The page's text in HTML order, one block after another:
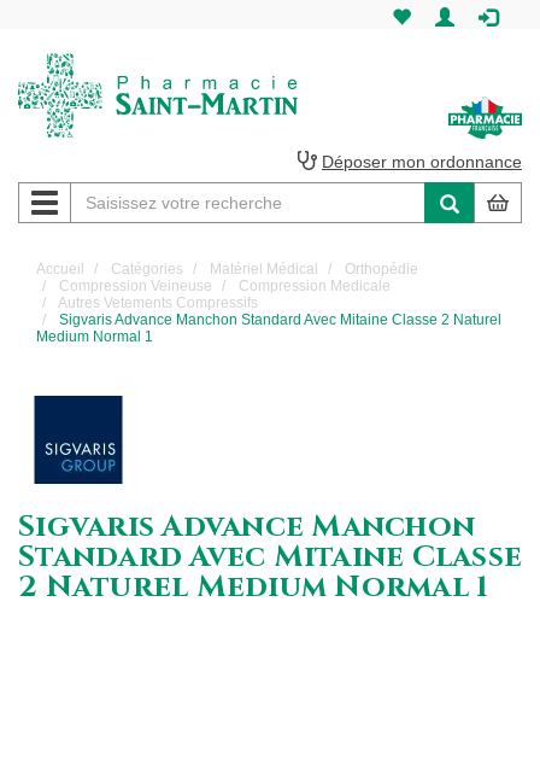
Martin
Pharmacie
Saint-
Martin
Déposer mon ordonnance
Navigation
Accueil Catégories Matériel Médical
Orthopédie
Compression Veineuse
Compression Medicale
Autres Vetements Compressifs
Sigvaris Advance Manchon Standard Avec Mitaine Classe 2 Naturel
Medium Normal 1
Sigvaris Advance Manchon
Standard Avec Mitaine Classe
2 Naturel Medium Normal 1